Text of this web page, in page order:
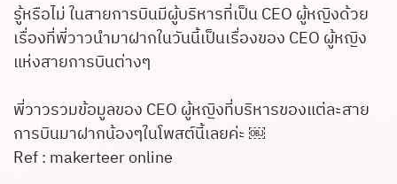
รู้หรือไม่ ในสายการบินมีผู้บริหารที่เป็น CEO ผู้หญิงด้วย
เรื่องที่พี่วาวนำมาฝากในวันนี้เป็นเรื่องของ CEO ผู้หญิง
แห่งสายการบินต่างๆ
พี่วาวรวมข้อมูลของ CEO ผู้หญิงที่บริหารของแต่ละสาย
การบินมาฝากน้องๆในโพสต์นี้เลยค่ะ ￼
Ref : makerteer online